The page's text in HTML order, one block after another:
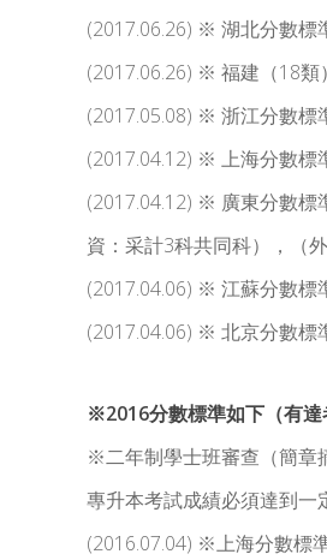
(2017.06.26) ※ 湖北分數標
(2017.06.26) ※ 福建（18類
(2017.05.08) ※ 浙江分數標
(2017.04.12) ※ 上海分數標
(2017.04.12) ※ 廣東分數標
資：采計3科共同科），（
(2017.04.06) ※ 江蘇分數標
(2017.04.06) ※ 北京分數標
※2016分數標準如下（有達
※二年制學士班審查（簡章
專升本考試成績必須達到一
(2016.07.04) ※上海分數標